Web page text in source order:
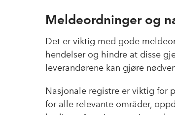
Meldeordninger og
Det er viktig med gode
hendelser og hindre at disse
leverandørene kan gjøre
Nasjonale registre er viktig for
for alle relevante områder,